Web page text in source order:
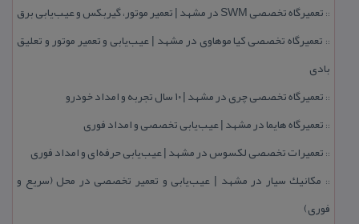
:: تعمیرگاه تخصصی SWM در مشهد | تعمیر موتور، گیربكس و عیب‌یابی برق
:: تعمیرگاه تخصصی كیا موهاوی در مشهد | عیب‌یابی و تعمیر موتور و تعلیق
بادی
:: تعمیرگاه تخصصی چری در مشهد | ۱۰ سال تجربه و امداد خودرو
:: تعمیرگاه هایما در مشهد | عیب‌یابی تخصصی و امداد فوری
:: تعمیرات تخصصی لكسوس در مشهد | عیب‌یابی حرفه‌ای و امداد فوری
:: مكانیك سیار در مشهد | عیب‌یابی و تعمیر تخصصی در محل (سریع و
فوری)